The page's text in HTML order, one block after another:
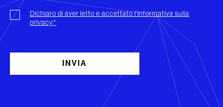
Dichiaro di aver letto e accettato l'informativa sulla
privacy*